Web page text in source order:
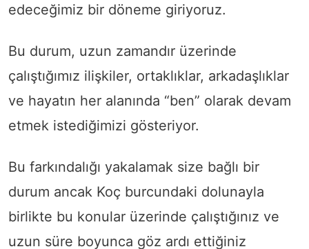
edeceğimiz bir döneme giriyoruz.
Bu durum, uzun zamandır üzerinde
çalıştığımız ilişkiler, ortaklıklar, arkadaşlıklar
ve hayatın her alanında “ben” olarak devam
etmek istediğimizi gösteriyor.
Bu farkındalığı yakalamak size bağlı bir
durum ancak Koç burcundaki dolunayla
birlikte bu konular üzerinde çalıştığınız ve
uzun süre boyunca göz ardı ettiğiniz